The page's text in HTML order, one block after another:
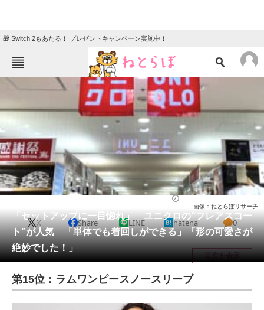
🎁 Switch 2もあたる！ プレゼントキャンペーン実施中！
ねとらぼメニュー
ニュース
クイズ
グルメ 地域
住まい 教育・育児
動物 リサーチ
会員記事
メディア
注目記事を集めた総合ページ
ITの今と未来を見通す
「セットアップに一目惚れ」 ユニクロの“フレアスコー
ト”が人気 「単体でも着回しができる」「形の可愛さが
絶妙でした！」
画像：ねとらぼリサーチ
X Share LINE hatena 0
目次を表示
第15位：ラムワンピースノースリーブ